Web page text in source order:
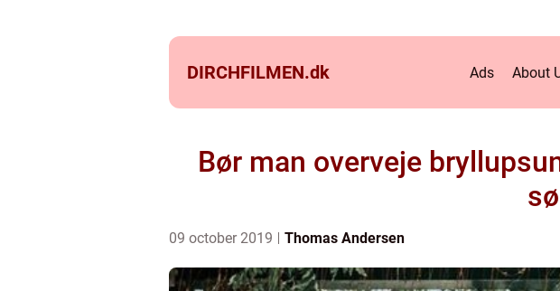
DIRCHFILMEN.dk Ads About
Bør man overveje
09 october 2019 Thomas Andersen